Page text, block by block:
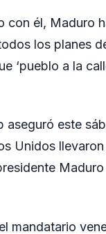
con él, Maduro
los planes
‘pueblo a la
aseguró este
Unidos
mandatario